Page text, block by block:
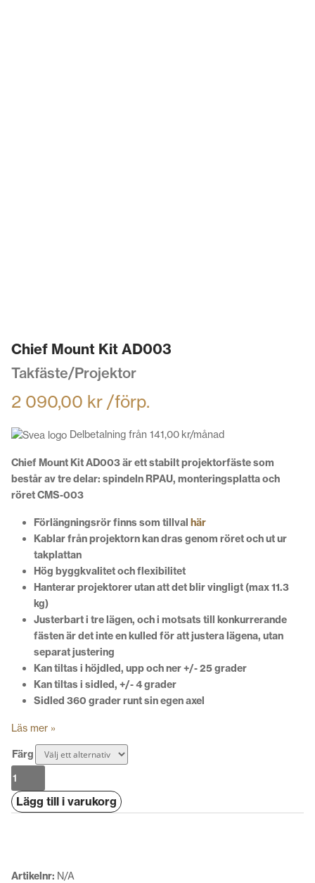
Chief Mount Kit AD003
Takfäste/Projektor
2 090,00 kr /förp.
Delbetalning från 141,00 kr/månad
Chief Mount Kit AD003 är ett stabilt projektorfäste som
består av tre delar: spindeln RPAU, monteringsplatta och
röret CMS-003
Förlängningsrör finns som tillval här
Kablar från projektorn kan dras genom röret och ut ur
takplattan
Hög byggkvalitet och flexibilitet
Hanterar projektorer utan att det blir vingligt (max 11.3
kg)
Justerbart i tre lägen, och i motsats till konkurrerande
fästen är det inte en kulled för att justera lägena, utan
separat justering
Kan tiltas i höjdled, upp och ner +/- 25 grader
Kan tiltas i sidled, +/- 4 grader
Sidled 360 grader runt sin egen axel
Läs mer »
Färg
Chief
Mount
KitLägg till i varukorg
Artikelnr: N/A